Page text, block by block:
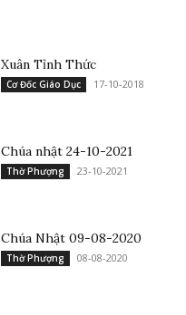
Xuân Tỉnh Thức
Cơ Đốc Giáo Dục 17-10-2018
Chúa nhật 24-10-2021
Thờ Phượng 23-10-2021
Chúa Nhật 09-08-2020
Thờ Phượng 08-08-2020